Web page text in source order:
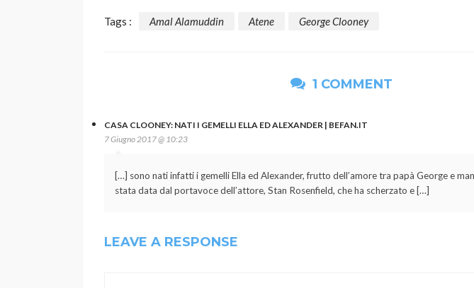
Tags : Amal Alamuddin Atene George Clooney
1 COMMENT
CASA CLOONEY: NATI I GEMELLI ELLA ED ALEXANDER | BEFAN.IT
7 Giugno 2017 @ 10:23
[…] sono nati infatti i gemelli Ella ed Alexander, frutto dell’amore tra papà George e
stata data dal portavoce dell’attore, Stan Rosenfield, che ha scherzato e […]
LEAVE A RESPONSE